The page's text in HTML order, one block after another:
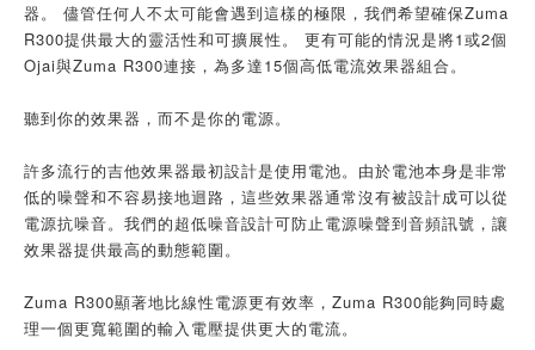
器。 儘管任何人不太可能會遇到這樣的極限，我們希望確保Zuma
R300提供最大的靈活性和可擴展性。 更有可能的情況是將1或2個
Ojai與Zuma R300連接，為多達15個高低電流效果器組合。
聽到你的效果器，而不是你的電源。
許多流行的吉他效果器最初設計是使用電池。由於電池本身是非常
低的噪聲和不容易接地迴路，這些效果器通常沒有被設計成可以從
電源抗噪音。我們的超低噪音設計可防止電源噪聲到音頻訊號，讓
效果器提供最高的動態範圍。
Zuma R300顯著地比線性電源更有效率，Zuma R300能夠同時處
理一個更寬範圍的輸入電壓提供更大的電流。